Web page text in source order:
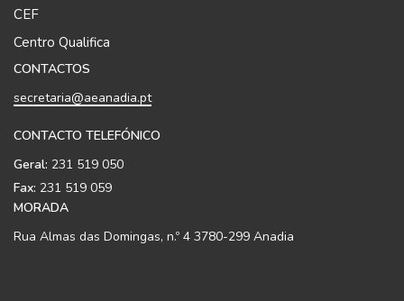
CEF
Centro Qualifica
CONTACTOS
secretaria@aeanadia.pt
CONTACTO TELEFÓNICO
Geral: 231 519 050
Fax: 231 519 059
MORADA
Rua Almas das Domingas, n.º 4 3780-299 Anadia